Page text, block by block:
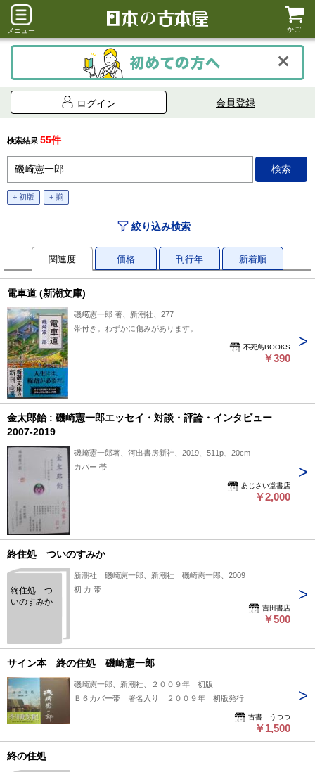
メニュー かご
ログイン 会員登録
検索結果 55件
+ 初版 + 揃
絞り込み検索
関連度 価格 刊行年 新着順
電車道 (新潮文庫)
磯﨑憲一郎 著、新潮社、277
帯付き。わずかに傷みがあります。
不死鳥BOOKS
￥390
金太郎飴 : 磯崎憲一郎エッセイ・対談・評論・インタビュー
2007-2019
磯崎憲一郎著、河出書房新社、2019、511p、20cm
カバー 帯
あじさい堂書店
￥2,000
終住処 ついのすみか
終住処 つ
いのすみか
新潮社 磯崎憲一郎、新潮社 磯崎憲一郎、2009
初 カ 帯
吉田書店
￥500
サイン本 終の住処 磯崎憲一郎
磯崎憲一郎、新潮社、２００９年 初版
Ｂ６カバー帯 署名入り ２００９年 初版発行
古書 うつつ
￥1,500
終の住処